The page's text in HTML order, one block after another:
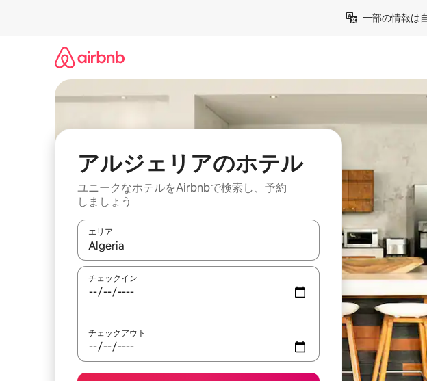
一部の情報は
アルジェリアのホ⁠テ⁠ル
ユニークなホ⁠テ⁠ル⁠をAirbnb⁠で検⁠索⁠し⁠、予⁠約
し⁠ま⁠し⁠ょ⁠う
エリア
検索結果が表示されたら、上下の矢印キーを使って移動するか、画面をタッ
チェックイン
チェックアウト